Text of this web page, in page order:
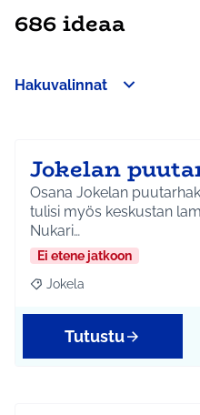
686 ideaa
Hakuvalinnat
−
Jokelan
Osana Jokelan
tulisi myös keskustan
Nukari…
Ei etene jatkoon
Rajaa tulokset aihepiirin
Jokela
Tutustu